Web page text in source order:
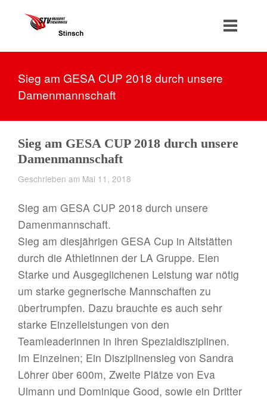
Sieg am GESA CUP 2018 durch unsere
Damenmannschaft
Sieg am GESA CUP 2018 durch unsere
Damenmannschaft
Geschrieben am Mai 11, 2018
Sieg am GESA CUP 2018 durch unsere
Damenmannschaft.
Sieg am diesjährigen GESA Cup in Altstätten
durch die Athletinnen der LA Gruppe. Eien
Starke und Ausgeglichenen Leistung war nötig
um starke gegnerische Mannschaften zu
übertrumpfen. Dazu brauchte es auch sehr
starke Einzelleistungen von den
Teamleaderinnen in ihren Spezialdisziplinen.
Im Einzelnen; Ein Disziplinensieg von Sandra
Löhrer über 600m, Zweite Plätze von Eva
Ulmann und Dominique Good, sowie ein Dritter